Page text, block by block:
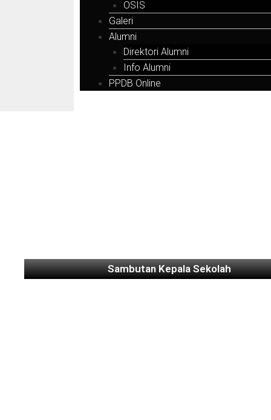
OSIS
Galeri
Alumni
Direktori Alumni
Info Alumni
PPDB Online
Sambutan Kepala Sekolah